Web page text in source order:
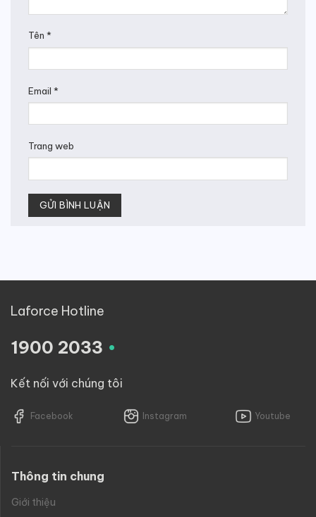
Tên *
Email *
Trang web
Laforce Hotline
1900 2033 .
Kết nối với chúng tôi
Facebook Instagram Youtube
Thông tin chung
Giới thiệu